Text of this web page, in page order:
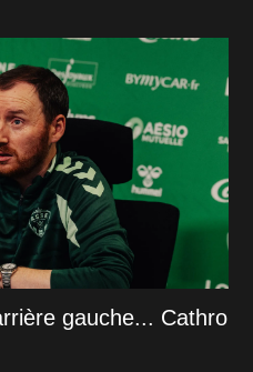
gauche... Cathro